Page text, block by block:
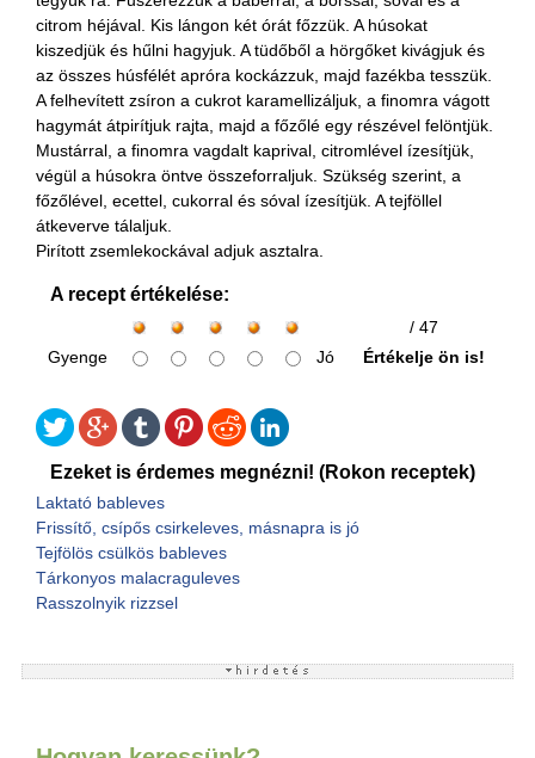
citrom héjával. Kis lángon két órát főzzük. A húsokat
kiszedjük és hűlni hagyjuk. A tüdőből a hörgőket kivágjuk és
az összes húsfélét apróra kockázzuk, majd fazékba tesszük.
A felhevített zsíron a cukrot karamellizáljuk, a finomra vágott
hagymát átpirítjuk rajta, majd a főzőlé egy részével felöntjük.
Mustárral, a finomra vagdalt kaprival, citromlével ízesítjük,
végül a húsokra öntve összeforraljuk. Szükség szerint, a
főzőlével, ecettel, cukorral és sóval ízesítjük. A tejföllel
átkeverve tálaljuk.
Pirított zsemlekockával adjuk asztalra.
A recept értékelése:
/ 47
Gyenge
Jó Értékelje ön is!
Ezeket is érdemes megnézni! (Rokon receptek)
Laktató bableves
Frissítő, csípős csirkeleves, másnapra is jó
Tejfölös csülkös bableves
Tárkonyos malacraguleves
Rasszolnyik rizzsel